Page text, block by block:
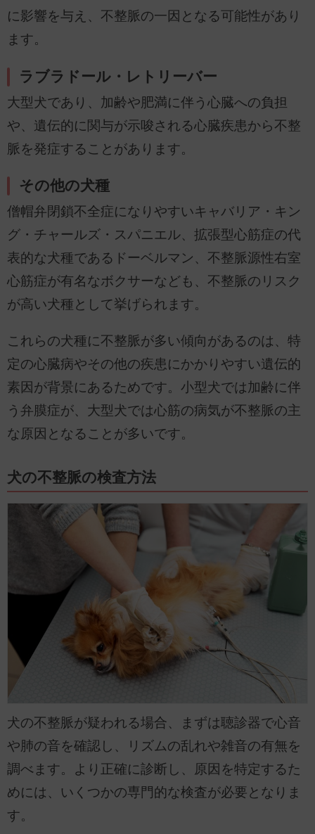
に影響を与え、不整脈の一因となる可能性があり
ます。
ラブラドール・レトリーバー
大型犬であり、加齢や肥満に伴う心臓への負担
や、遺伝的に関与が示唆される心臓疾患から不整
脈を発症することがあります。
その他の犬種
僧帽弁閉鎖不全症になりやすいキャバリア・キン
グ・チャールズ・スパニエル、拡張型心筋症の代
表的な犬種であるドーベルマン、不整脈源性右室
心筋症が有名なボクサーなども、不整脈のリスク
が高い犬種として挙げられます。
これらの犬種に不整脈が多い傾向があるのは、特
定の心臓病やその他の疾患にかかりやすい遺伝的
素因が背景にあるためです。小型犬では加齢に伴
う弁膜症が、大型犬では心筋の病気が不整脈の主
な原因となることが多いです。
犬の不整脈の検査方法
犬の不整脈が疑われる場合、まずは聴診器で心音
や肺の音を確認し、リズムの乱れや雑音の有無を
調べます。より正確に診断し、原因を特定するた
めには、いくつかの専門的な検査が必要となりま
す。